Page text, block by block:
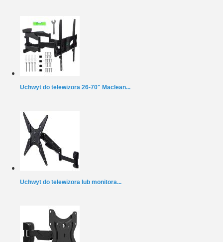
Uchwyt do telewizora 26-70" Maclean...
Uchwyt do telewizora lub monitora...